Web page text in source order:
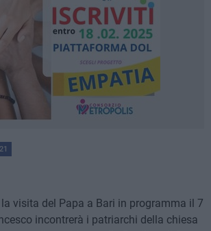
21
visita del Papa a Bari in programma il 7
incontrerà i patriarchi della chiesa